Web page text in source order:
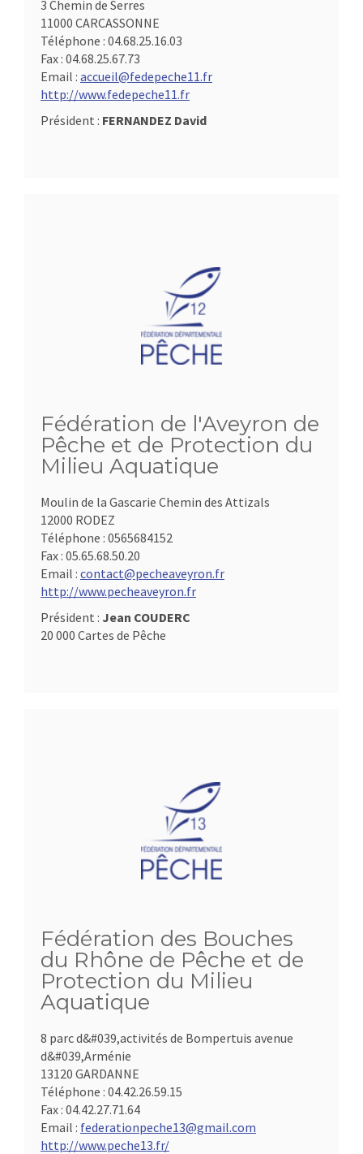
3 Chemin de Serres
11000 CARCASSONNE
Téléphone : 04.68.25.16.03
Fax : 04.68.25.67.73
Email : accueil@fedepeche11.fr
http://www.fedepeche11.fr
Président : FERNANDEZ David
Fédération de l'Aveyron de
Pêche et de Protection du
Milieu Aquatique
Moulin de la Gascarie Chemin des Attizals
12000 RODEZ
Téléphone : 0565684152
Fax : 05.65.68.50.20
Email : contact@pecheaveyron.fr
http://www.pecheaveyron.fr
Président : Jean COUDERC
20 000 Cartes de Pêche
Fédération des Bouches
du Rhône de Pêche et de
Protection du Milieu
Aquatique
8 parc d&#039,activités de Bompertuis avenue
d&#039,Arménie
13120 GARDANNE
Téléphone : 04.42.26.59.15
Fax : 04.42.27.71.64
Email : federationpeche13@gmail.com
http://www.peche13.fr/